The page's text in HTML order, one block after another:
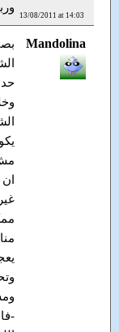
13/08/2011 at 14:03
Mandolina
-